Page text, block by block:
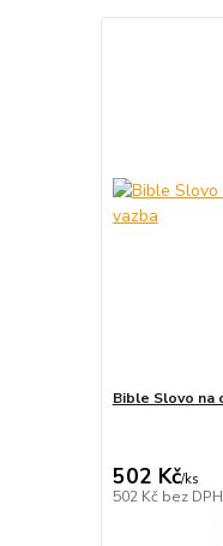
Bible Slovo na
502 Kč/ks
502 Kč bez DPH